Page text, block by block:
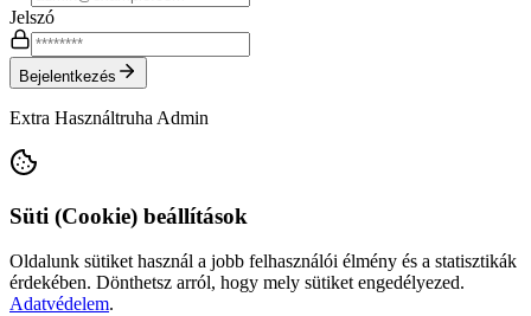
Jelszó
Bejelentkezés
Extra Használtruha Admin
Süti (Cookie) beállítások
Oldalunk sütiket használ a jobb felhasználói élmény és a statisztikák
érdekében. Dönthetsz arról, hogy mely sütiket engedélyezed.
Adatvédelem.